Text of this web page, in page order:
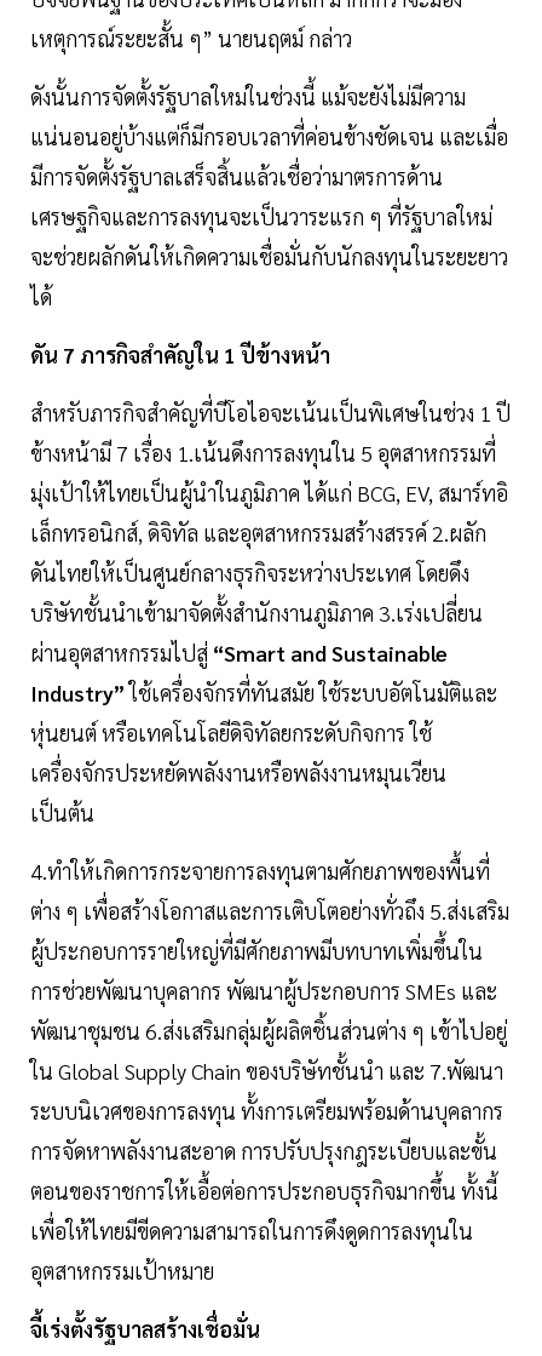
เหตุการณ์ระยะสั้น ๆ” นายนฤตม์ กล่าว
ดังนั้นการจัดตั้งรัฐบาลใหม่ในช่วงนี้ แม้จะยังไม่มีความ
แน่นอนอยู่บ้างแต่ก็มีกรอบเวลาที่ค่อนข้างชัดเจน และเมื่อ
มีการจัดตั้งรัฐบาลเสร็จสิ้นแล้วเชื่อว่ามาตรการด้าน
เศรษฐกิจและการลงทุนจะเป็นวาระแรก ๆ ที่รัฐบาลใหม่
จะช่วยผลักดันให้เกิดความเชื่อมั่นกับนักลงทุนในระยะยาว
ได้
ดัน 7 ภารกิจสำคัญใน 1 ปีข้างหน้า
สำหรับภารกิจสำคัญที่บีโอไอจะเน้นเป็นพิเศษในช่วง 1 ปี
ข้างหน้ามี 7 เรื่อง 1.เน้นดึงการลงทุนใน 5 อุตสาหกรรมที่
มุ่งเป้าให้ไทยเป็นผู้นำในภูมิภาค ได้แก่ BCG, EV, สมาร์ทอิ
เล็กทรอนิกส์, ดิจิทัล และอุตสาหกรรมสร้างสรรค์ 2.ผลัก
ดันไทยให้เป็นศูนย์กลางธุรกิจระหว่างประเทศ โดยดึง
บริษัทชั้นนำเข้ามาจัดตั้งสำนักงานภูมิภาค 3.เร่งเปลี่ยน
ผ่านอุตสาหกรรมไปสู่ “Smart and Sustainable
Industry”ใช้เครื่องจักรที่ทันสมัย ใช้ระบบอัตโนมัติและ
หุ่นยนต์ หรือเทคโนโลยีดิจิทัลยกระดับกิจการ ใช้
เครื่องจักรประหยัดพลังงานหรือพลังงานหมุนเวียน
เป็นต้น
4.ทำให้เกิดการกระจายการลงทุนตามศักยภาพของพื้นที่
ต่าง ๆ เพื่อสร้างโอกาสและการเติบโตอย่างทั่วถึง 5.ส่งเสริม
ผู้ประกอบการรายใหญ่ที่มีศักยภาพมีบทบาทเพิ่มขึ้นใน
การช่วยพัฒนาบุคลากร พัฒนาผู้ประกอบการ SMEs และ
พัฒนาชุมชน 6.ส่งเสริมกลุ่มผู้ผลิตชิ้นส่วนต่าง ๆ เข้าไปอยู่
ใน Global Supply Chain ของบริษัทชั้นนำ และ 7.พัฒนา
ระบบนิเวศของการลงทุน ทั้งการเตรียมพร้อมด้านบุคลากร
การจัดหาพลังงานสะอาด การปรับปรุงกฎระเบียบและขั้น
ตอนของราชการให้เอื้อต่อการประกอบธุรกิจมากขึ้น ทั้งนี้
เพื่อให้ไทยมีขีดความสามารถในการดึงดูดการลงทุนใน
อุตสาหกรรมเป้าหมาย
จี้เร่งตั้งรัฐบาลสร้างเชื่อมั่น